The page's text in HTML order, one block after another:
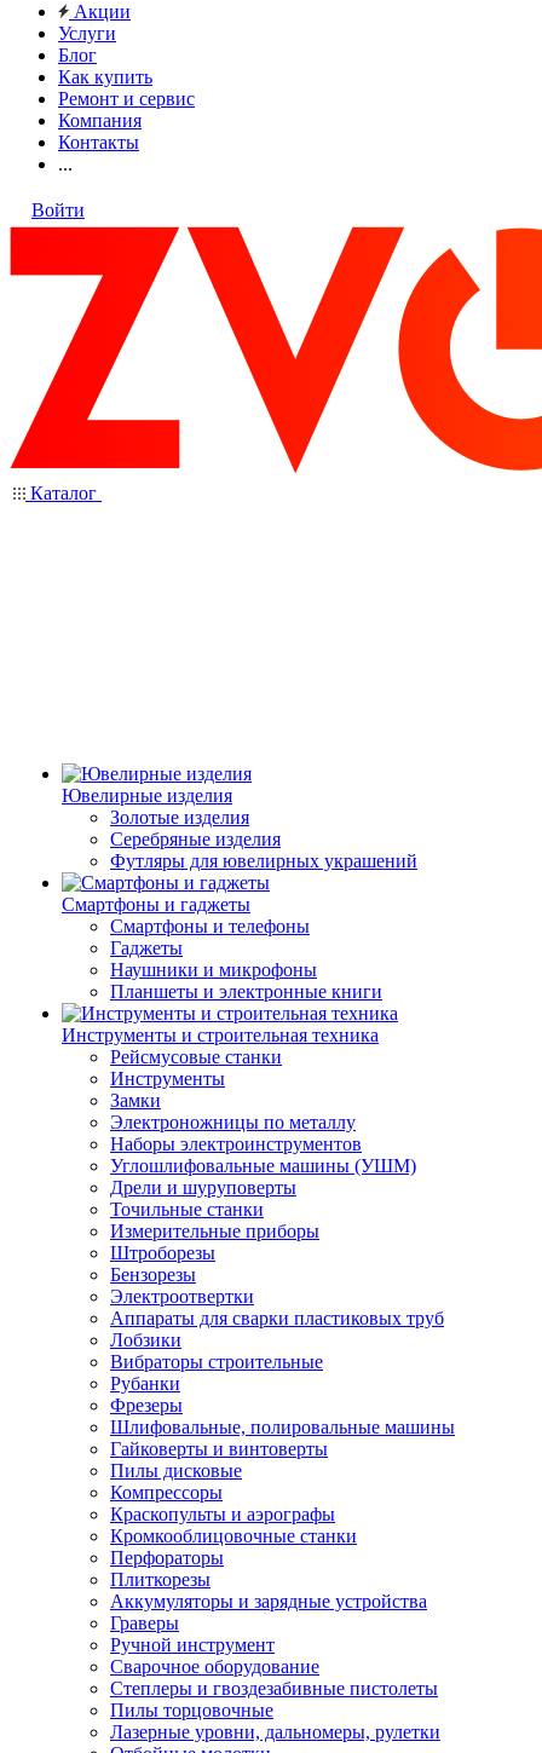
Акции
Услуги
Блог
Как купить
Ремонт и сервис
Компания
Контакты
...
Войти
Каталог
Ювелирные изделия
Золотые изделия
Серебряные изделия
Футляры для ювелирных украшений
Смартфоны и гаджеты
Смартфоны и телефоны
Гаджеты
Наушники и микрофоны
Планшеты и электронные книги
Инструменты и строительная техника
Рейсмусовые станки
Инструменты
Замки
Электроножницы по металлу
Наборы электроинструментов
Углошлифовальные машины (УШМ)
Дрели и шуруповерты
Точильные станки
Измерительные приборы
Штроборезы
Бензорезы
Электроотвертки
Аппараты для сварки пластиковых труб
Лобзики
Вибраторы строительные
Рубанки
Фрезеры
Шлифовальные, полировальные машины
Гайковерты и винтоверты
Пилы дисковые
Компрессоры
Краскопульты и аэрографы
Кромкооблицовочные станки
Перфораторы
Плиткорезы
Аккумуляторы и зарядные устройства
Граверы
Ручной инструмент
Сварочное оборудование
Степлеры и гвоздезабивные пистолеты
Пилы торцовочные
Лазерные уровни, дальномеры, рулетки